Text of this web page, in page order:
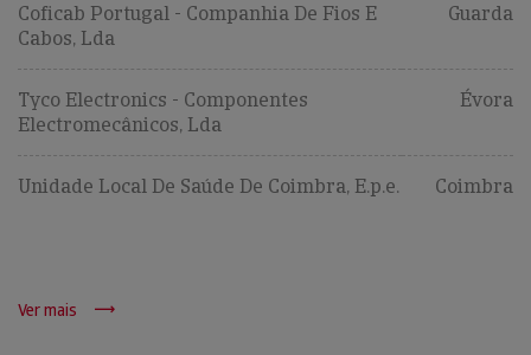
Coficab Portugal - Companhia De Fios E
Cabos, Lda
Guarda
Tyco Electronics - Componentes
Electromecânicos, Lda
Évora
Unidade Local De Saúde De Coimbra, E.p.e. Coimbra
Ver mais